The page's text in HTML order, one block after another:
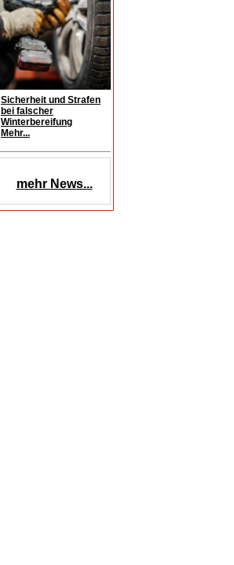
Sicherheit und Strafen
bei falscher
Winterbereifung
Mehr...
mehr News...